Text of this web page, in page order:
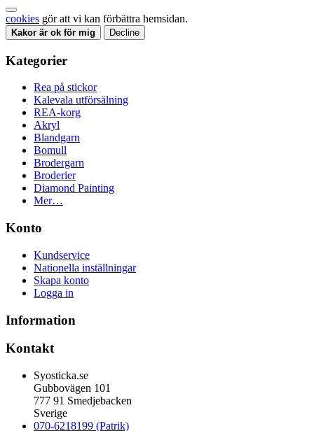
cookies gör att vi kan förbättra hemsidan.
Kakor är ok för mig Decline
Kategorier
Rea på stickor
Kalevala utförsälning
REA-korg
Akryl
Blandgarn
Bomull
Brodergarn
Broderier
Diamond Painting
Mer…
Konto
Kundservice
Nationella inställningar
Skapa konto
Logga in
Information
Kontakt
Syosticka.se
Gubbovägen 101
777 91 Smedjebacken
Sverige
070-6218199 (Patrik)